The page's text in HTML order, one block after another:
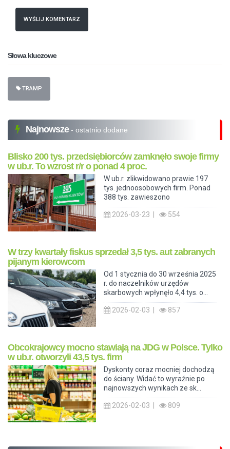
WYŚLIJ KOMENTARZ
Słowa kluczowe
TRAMP
Najnowsze - ostatnio dodane
Blisko 200 tys. przedsiębiorców zamknęło swoje firmy
w ub.r. To wzrost r/r o ponad 4 proc.
W ub.r. zlikwidowano prawie 197
tys. jednoosobowych firm. Ponad
388 tys. zawieszono
2026-03-23 | 554
W trzy kwartały fiskus sprzedał 3,5 tys. aut zabranych
pijanym kierowcom
Od 1 stycznia do 30 września 2025
r. do naczelników urzędów
skarbowych wpłynęło 4,4 tys. o...
2026-02-03 | 857
Obcokrajowcy mocno stawiają na JDG w Polsce. Tylko
w ub.r. otworzyli 43,5 tys. firm
Dyskonty coraz mocniej dochodzą
do ściany. Widać to wyraźnie po
najnowszych wynikach ze sk...
2026-02-03 | 809